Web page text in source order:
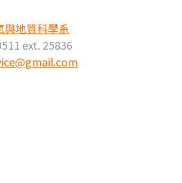
與地質科學系
ext. 25836